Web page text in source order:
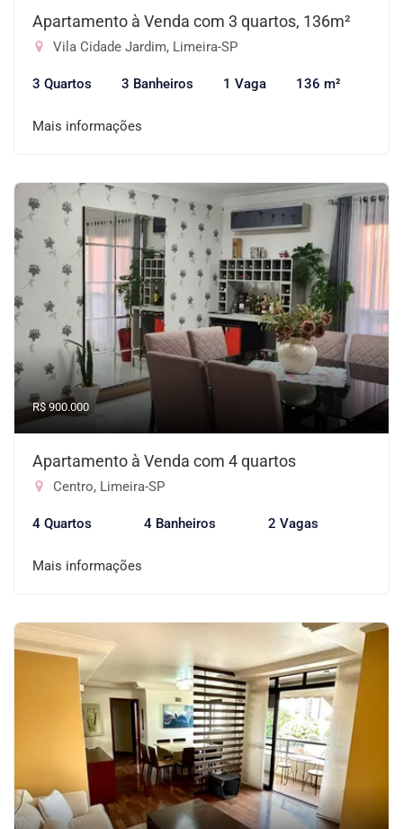
Apartamento à Venda com 3 quartos, 136m²
Vila Cidade Jardim, Limeira-SP
3 Quartos 3 Banheiros 1 Vaga 136 m²
Mais informações
R$ 900.000
Apartamento à Venda com 4 quartos
Centro, Limeira-SP
4 Quartos 4 Banheiros 2 Vagas
Mais informações